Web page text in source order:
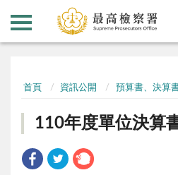
首頁 資訊公開 預算書、決算
110年度單位決算